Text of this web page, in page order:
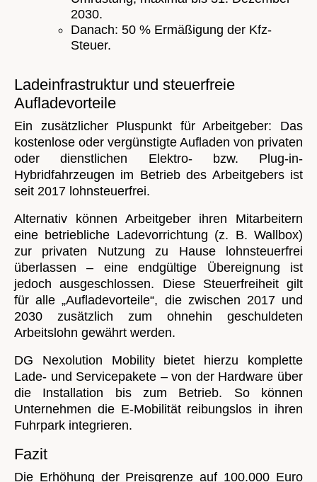
2030.
Danach: 50 % Ermäßigung der Kfz-
Steuer.
Ladeinfrastruktur und steuerfreie
Aufladevorteile
Ein zusätzlicher Pluspunkt für Arbeitgeber: Das
kostenlose oder vergünstigte Aufladen von privaten
oder dienstlichen Elektro- bzw. Plug-in-
Hybridfahrzeugen im Betrieb des Arbeitgebers ist
seit 2017 lohnsteuerfrei.
Alternativ können Arbeitgeber ihren Mitarbeitern
eine betriebliche Ladevorrichtung (z. B. Wallbox)
zur privaten Nutzung zu Hause lohnsteuerfrei
überlassen – eine endgültige Übereignung ist
jedoch ausgeschlossen. Diese Steuerfreiheit gilt
für alle „Aufladevorteile“, die zwischen 2017 und
2030 zusätzlich zum ohnehin geschuldeten
Arbeitslohn gewährt werden.
DG Nexolution Mobility bietet hierzu komplette
Lade- und Servicepakete – von der Hardware über
die Installation bis zum Betrieb. So können
Unternehmen die E-Mobilität reibungslos in ihren
Fuhrpark integrieren.
Fazit
Die Erhöhung der Preisgrenze auf 100.000 Euro